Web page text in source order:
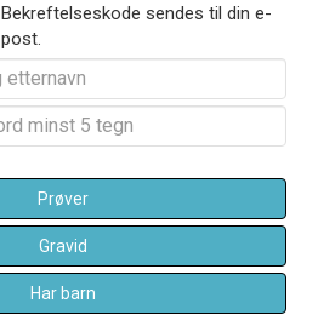
Bekreftelseskode sendes til din e-
post.
Prøver
Gravid
Har barn